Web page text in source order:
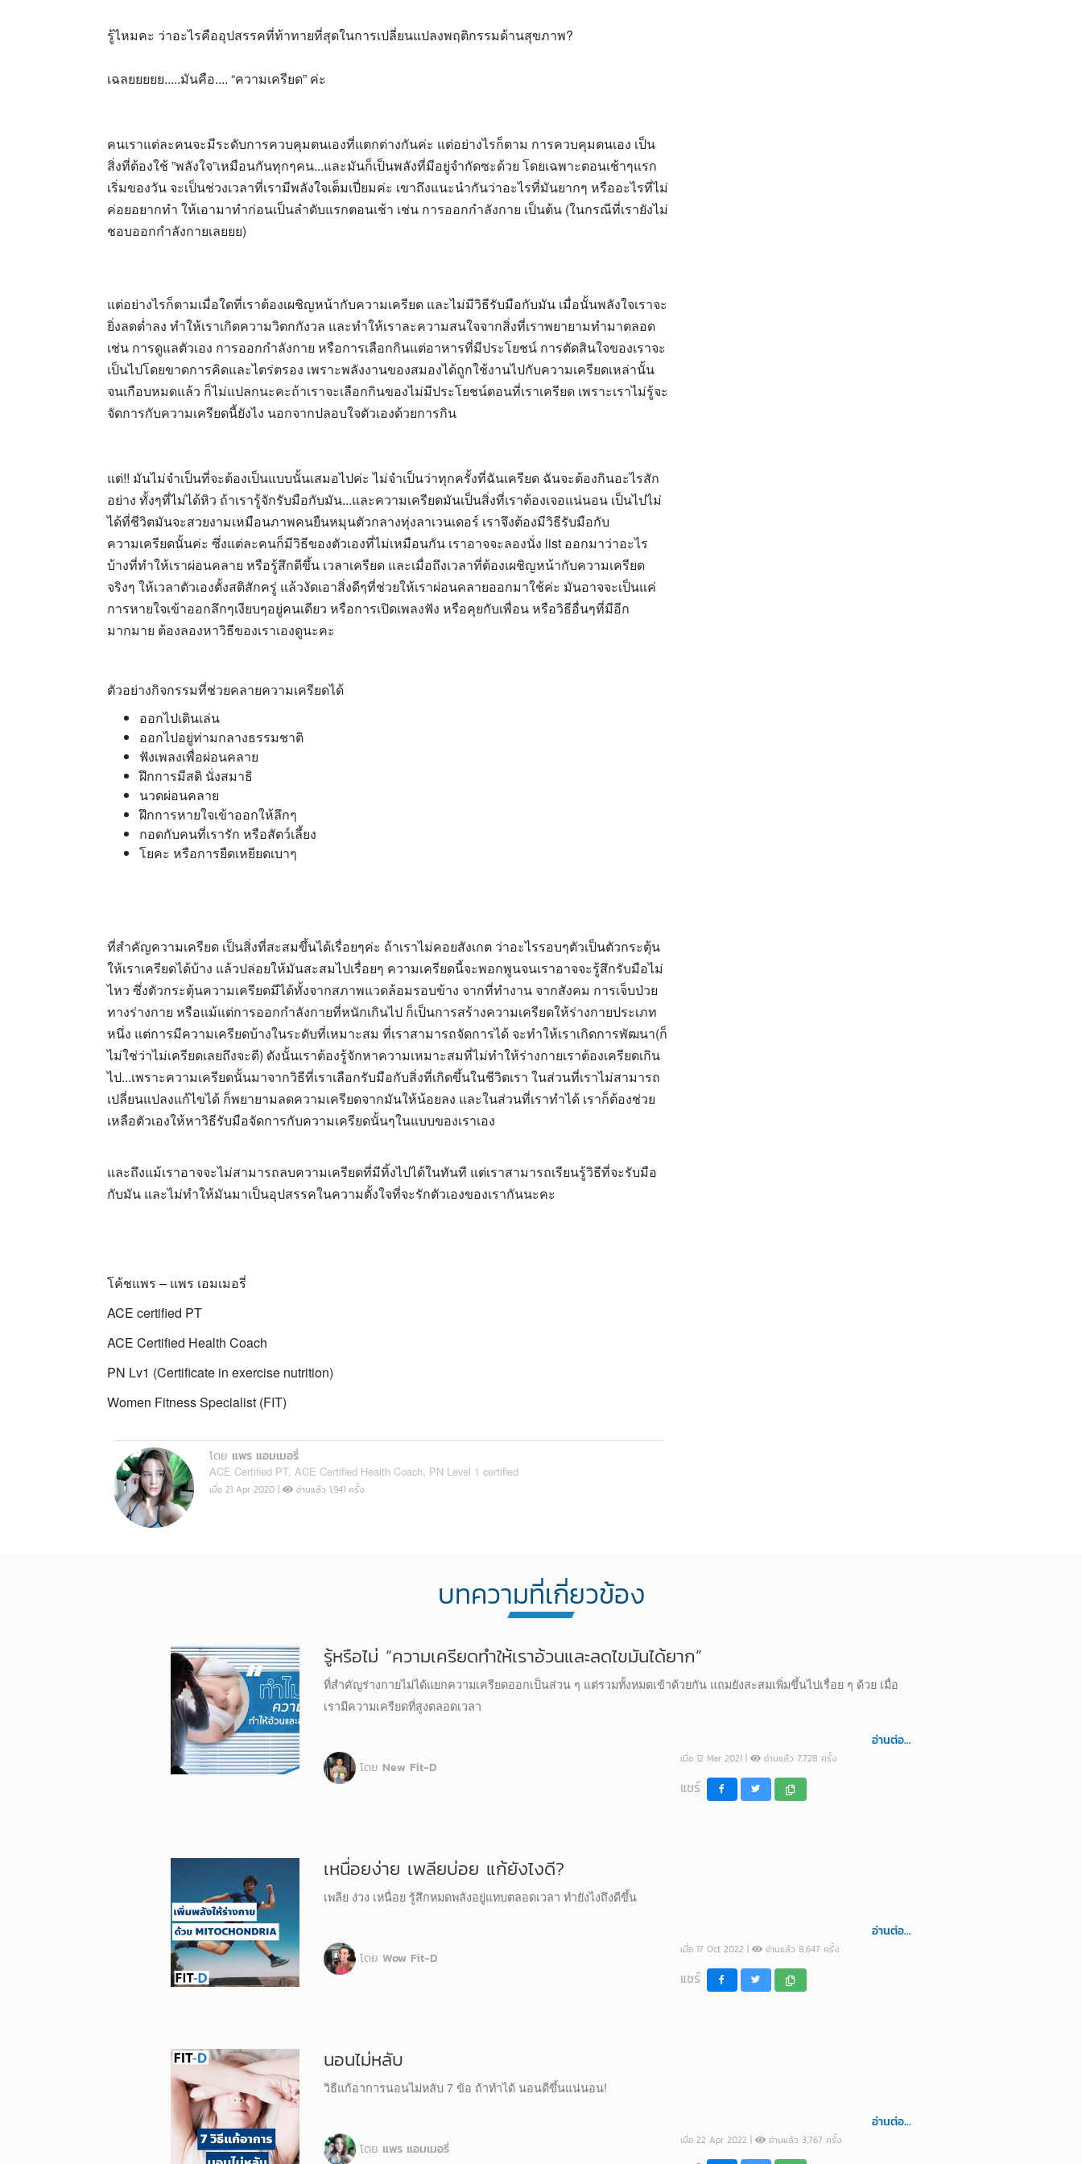
รู้ไหมคะ ว่าอะไรคืออุปสรรคที่ท้าทายที่สุดในการเปลี่ยนแปลงพฤติกรรมด้านสุขภาพ?
เฉลยยยยย.....มันคือ.... “ความเครียด” ค่ะ
คนเราแต่ละคนจะมีระดับการควบคุมตนเองที่แตกต่างกันค่ะ แต่อย่างไรก็ตาม การควบคุมตนเอง เป็น
สิ่งที่ต้องใช้ ”พลังใจ”เหมือนกันทุกๆคน...และมันก็เป็นพลังที่มีอยู่จำกัดซะด้วย โดยเฉพาะตอนเช้าๆแรก
เริ่มของวัน จะเป็นช่วงเวลาที่เรามีพลังใจเต็มเปี่ยมค่ะ เขาถึงแนะนำกันว่าอะไรที่มันยากๆ หรืออะไรที่ไม่
ค่อยอยากทำ ให้เอามาทำก่อนเป็นลำดับแรกตอนเช้า เช่น การออกกำลังกาย เป็นต้น (ในกรณีที่เรายังไม่
ชอบออกกำลังกายเลยยย)
แต่อย่างไรก็ตามเมื่อใดที่เราต้องเผชิญหน้ากับความเครียด และไม่มีวิธีรับมือกับมัน เมื่อนั้นพลังใจเราจะ
ยิ่งลดต่ำลง ทำให้เราเกิดความวิตกกังวล และทำให้เราละความสนใจจากสิ่งที่เราพยายามทำมาตลอด
เช่น การดูแลตัวเอง การออกกำลังกาย หรือการเลือกกินแต่อาหารที่มีประโยชน์ การตัดสินใจของเราจะ
เป็นไปโดยขาดการคิดและไตร่ตรอง เพราะพลังงานของสมองได้ถูกใช้งานไปกับความเครียดเหล่านั้น
จนเกือบหมดแล้ว ก็ไม่แปลกนะคะถ้าเราจะเลือกกินของไม่มีประโยชน์ตอนที่เราเครียด เพราะเราไม่รู้จะ
จัดการกับความเครียดนี้ยังไง นอกจากปลอบใจตัวเองด้วยการกิน
แต่!! มันไม่จำเป็นที่จะต้องเป็นแบบนั้นเสมอไปค่ะ ไม่จำเป็นว่าทุกครั้งที่ฉันเครียด ฉันจะต้องกินอะไรสัก
อย่าง ทั้งๆที่ไม่ได้หิว ถ้าเรารู้จักรับมือกับมัน...และความเครียดมันเป็นสิ่งที่เราต้องเจอแน่นอน เป็นไปไม่
ได้ที่ชีวิตมันจะสวยงามเหมือนภาพคนยืนหมุนตัวกลางทุ่งลาเวนเดอร์ เราจึงต้องมีวิธีรับมือกับ
ความเครียดนั้นค่ะ ซึ่งแต่ละคนก็มีวิธีของตัวเองที่ไม่เหมือนกัน เราอาจจะลองนั่ง list ออกมาว่าอะไร
บ้างที่ทำให้เราผ่อนคลาย หรือรู้สึกดีขึ้น เวลาเครียด และเมื่อถึงเวลาที่ต้องเผชิญหน้ากับความเครียด
จริงๆ ให้เวลาตัวเองตั้งสติสักครู่ แล้วงัดเอาสิ่งดีๆที่ช่วยให้เราผ่อนคลายออกมาใช้ค่ะ มันอาจจะเป็นแค่
การหายใจเข้าออกลึกๆเงียบๆอยู่คนเดียว หรือการเปิดเพลงฟัง หรือคุยกับเพื่อน หรือวิธีอื่นๆที่มีอีก
มากมาย ต้องลองหาวิธีของเราเองดูนะคะ
ตัวอย่างกิจกรรมที่ช่วยคลายความเครียดได้
ออกไปเดินเล่น
ออกไปอยู่ท่ามกลางธรรมชาติ
ฟังเพลงเพื่อผ่อนคลาย
ฝึกการมีสติ นั่งสมาธิ
นวดผ่อนคลาย
ฝึกการหายใจเข้าออกให้ลึกๆ
กอดกับคนที่เรารัก หรือสัตว์เลี้ยง
โยคะ หรือการยืดเหยียดเบาๆ
ที่สำคัญความเครียด เป็นสิ่งที่สะสมขึ้นได้เรื่อยๆค่ะ ถ้าเราไม่คอยสังเกต ว่าอะไรรอบๆตัวเป็นตัวกระตุ้น
ให้เราเครียดได้บ้าง แล้วปล่อยให้มันสะสมไปเรื่อยๆ ความเครียดนี้จะพอกพูนจนเราอาจจะรู้สึกรับมือไม่
ไหว ซึ่งตัวกระตุ้นความเครียดมีได้ทั้งจากสภาพแวดล้อมรอบข้าง จากที่ทำงาน จากสังคม การเจ็บป่วย
ทางร่างกาย หรือแม้แต่การออกกำลังกายที่หนักเกินไป ก็เป็นการสร้างความเครียดให้ร่างกายประเภท
หนึ่ง แต่การมีความเครียดบ้างในระดับที่เหมาะสม ที่เราสามารถจัดการได้ จะทำให้เราเกิดการพัฒนา(ก็
ไม่ใช่ว่าไม่เครียดเลยถึงจะดี) ดังนั้นเราต้องรู้จักหาความเหมาะสมที่ไม่ทำให้ร่างกายเราต้องเครียดเกิน
ไป...เพราะความเครียดนั้นมาจากวิธีที่เราเลือกรับมือกับสิ่งที่เกิดขึ้นในชีวิตเรา ในส่วนที่เราไม่สามารถ
เปลี่ยนแปลงแก้ไขได้ ก็พยายามลดความเครียดจากมันให้น้อยลง และในส่วนที่เราทำได้ เราก็ต้องช่วย
เหลือตัวเองให้หาวิธีรับมือจัดการกับความเครียดนั้นๆในแบบของเราเอง
และถึงแม้เราอาจจะไม่สามารถลบความเครียดที่มีทิ้งไปได้ในทันที แต่เราสามารถเรียนรู้วิธีที่จะรับมือ
กับมัน และไม่ทำให้มันมาเป็นอุปสรรคในความตั้งใจที่จะรักตัวเองของเรากันนะคะ
โค้ชแพร – แพร เอมเมอรี่
ACE certified PT
ACE Certified Health Coach
PN Lv1 (Certificate in exercise nutrition)
Women Fitness Specialist (FIT)
โดย แพร แอมเมอรี่
ACE Certified PT, ACE Certified Health Coach, PN Level 1 certified
เมื่อ 21 Apr 2020 | อ่านแล้ว 1,941 ครั้ง
บทความที่เกี่ยวข้อง
รู้หรือไม่ “ความเครียดทำให้เราอ้วนและลดไขมันได้ยาก”
ที่สำคัญร่างกายไม่ได้แยกความเครียดออกเป็นส่วน ๆ แต่รวมทั้งหมดเข้าด้วยกัน แถมยังสะสมเพิ่มขึ้นไปเรื่อย ๆ ด้วย เมื่อ
เรามีความเครียดที่สูงตลอดเวลา
อ่านต่อ...
โดย New Fit-D เมื่อ 12 Mar 2021 | อ่านแล้ว 7,728 ครั้ง
แชร์
เหนื่อยง่าย เพลียบ่อย แก้ยังไงดี?
เพลีย ง่วง เหนื่อย รู้สึกหมดพลังอยู่แทบตลอดเวลา ทำยังไงถึงดีขึ้น
อ่านต่อ...
โดย Wow Fit-D เมื่อ 17 Oct 2022 | อ่านแล้ว 8,647 ครั้ง
แชร์
นอนไม่หลับ
วิธีแก้อาการนอนไม่หลับ 7 ข้อ ถ้าทำได้ นอนดีขึ้นแน่นอน!
อ่านต่อ...
โดย แพร แอมเมอรี่ เมื่อ 22 Apr 2022 | อ่านแล้ว 3,767 ครั้ง